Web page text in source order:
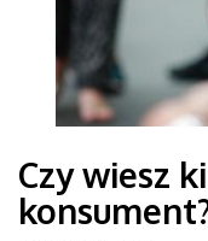
Czy wiesz